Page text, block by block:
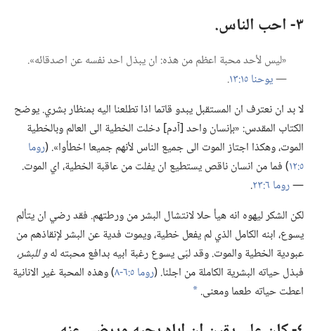
٣-‏ احب الناس.‏
‏«ليس لأحد محبة اعظم من هذه:‏ ان يبذل احد نفسه عن اصدقائه».‏
—‏يوحنا ١٥:‏١٣
‏.‏
لا بد ان نعترف ان المستقبل يبدو قاتما اذا تطلعنا اليه بمنظار بشري.‏ يوضح
الكتاب المقدس:‏ «بإنسان واحد [آدم] دخلت الخطية الى العالم وبالخطية
الموت،‏ وهكذا اجتاز الموت الى جميع الناس لأنهم جميعا اخطأوا».‏ (‏روما
٥:‏١٢ ‏)‏ فما من انسان ناقص يستطيع ان يفلت من عاقبة الخطية،‏ اي الموت.‏
—‏روما ٦:‏٢٣
‏.‏
لكن الشكر ليهوه انه هيأ حلا لانتشال البشر من ورطتهم.‏ فقد رضي ان يتألم
يسوع،‏ ابنه الكامل الذي لم يفعل خطية،‏ ويموت فدية عن البشر لإنقاذهم من
عبودية الخطية والموت.‏ وقد لبّى يسوع رغبة ابيه بدافع محبته لهو للبشر،‏
فبذل حياته البشرية الكاملة من اجلنا.‏ (‏روما ٥:‏​٦-‏٨
‏)‏ وهذه المحبة غير الانانية
اعطت حياته طعما ومعنى.‏ *